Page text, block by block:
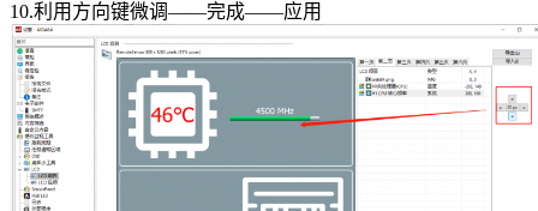
10.利用方向键微调——完成——应用